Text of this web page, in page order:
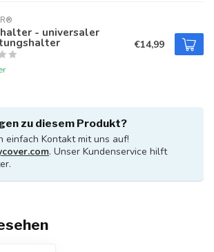
- universaler
€14,99
zu diesem Produkt?
einfach Kontakt mit uns auf!
. Unser Kundenservice hilft